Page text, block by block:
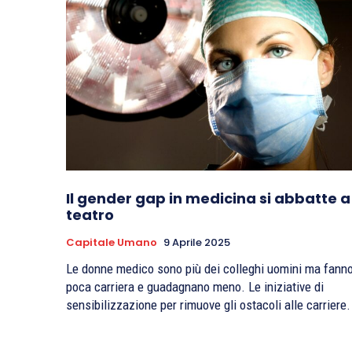
Il gender gap in medicina si abbatte a
teatro
Capitale Umano 9 Aprile 2025
Le donne medico sono più dei colleghi uomini ma
poca carriera e guadagnano meno. Le iniziative di
sensibilizzazione per rimuove gli ostacoli alle carriere.